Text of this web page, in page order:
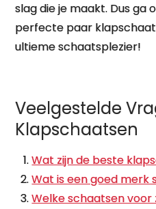
slag die je maakt. Dus ga
perfecte paar
ultieme schaatsplezier!
Veelgestelde
Klapschaatsen
Wat zijn de beste
Wat is een goed merk
Welke schaatsen voor